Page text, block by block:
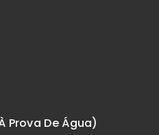
Prova De Água)